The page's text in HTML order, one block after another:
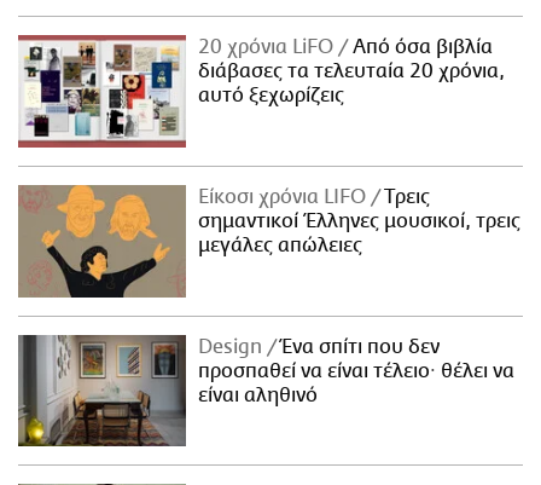
20 χρόνια LiFO
Από όσα βιβλία
διάβασες τα τελευταία 20 χρόνια,
αυτό ξεχωρίζεις
Είκοσι χρόνια LIFO
Tρεις
σημαντικοί Έλληνες μουσικοί, τρεις
μεγάλες απώλειες
Design
Ένα σπίτι που δεν
προσπαθεί να είναι τέλειο· θέλει να
είναι αληθινό